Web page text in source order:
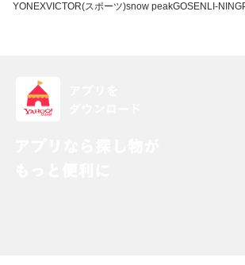
YONEXVICTOR(スポーツ)snow peakGOSEN LI-NING